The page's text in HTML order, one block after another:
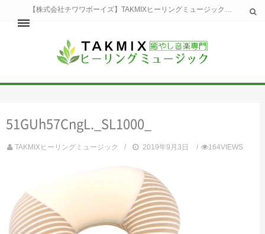
【株式会社チワワボーイズ】TAKMIXヒーリングミュージックへようこそ。TAKMIXヒーリングミュージックは貴方に特別な癒やしの時間をご提供致します。
ホーム
睡眠
美容
お問い合わせ
運営会社
51GUh57CngL._SL1000_
TAKMIXヒーリングミュージック 2019年9月3日 164VIEWS